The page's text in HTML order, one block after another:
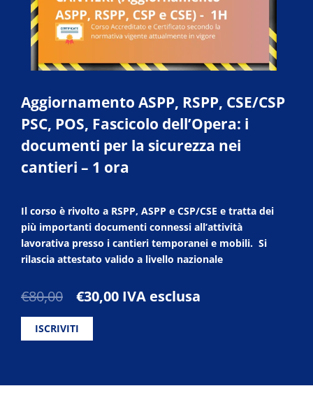
Aggiornamento ASPP, RSPP, CSE/CSP
PSC, POS, Fascicolo dell’Opera: i
documenti per la sicurezza nei
cantieri – 1 ora
Il corso è rivolto a RSPP, ASPP e CSP/CSE e tratta dei
più importanti documenti connessi all’attività
lavorativa presso i cantieri temporanei e mobili. Si
rilascia attestato valido a livello nazionale
€80,00
Il
originale
era:
€30,00IlIVA esclusa
ISCRIVITI